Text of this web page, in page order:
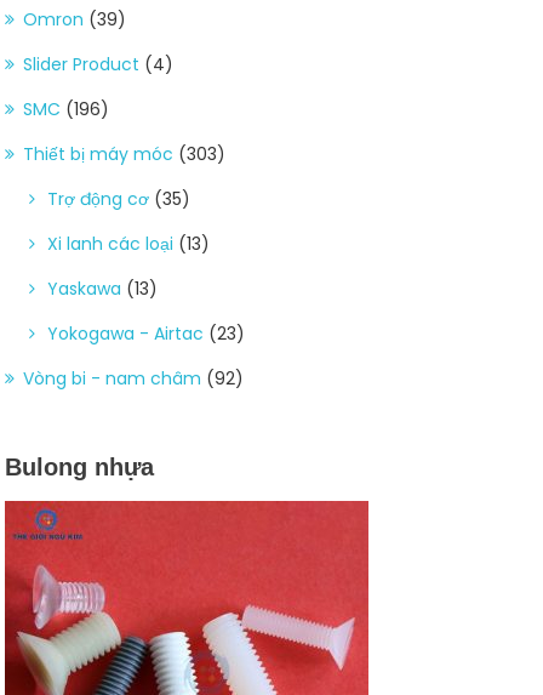
Omron (39)
Slider Product (4)
SMC (196)
Thiết bị máy móc (303)
Trợ động cơ (35)
Xi lanh các loại (13)
Yaskawa (13)
Yokogawa - Airtac (23)
Vòng bi - nam châm (92)
Bulong nhựa